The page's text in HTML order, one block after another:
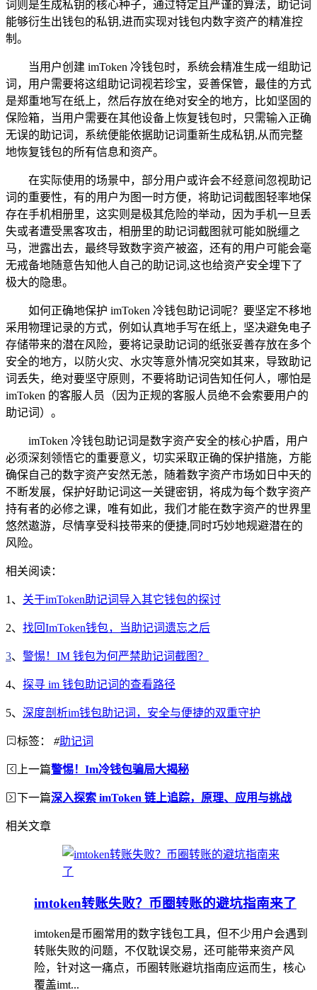
词则是生成私钥的核心种子，通过特定且严谨的算法，助记词
能够衍生出钱包的私钥,进而实现对钱包内数字资产的精准控
制。
当用户创建 imToken 冷钱包时，系统会精准生成一组助记
词，用户需要将这组助记词视若珍宝，妥善保管，最佳的方式
是郑重地写在纸上，然后存放在绝对安全的地方，比如坚固的
保险箱，当用户需要在其他设备上恢复钱包时，只需输入正确
无误的助记词，系统便能依据助记词重新生成私钥,从而完整
地恢复钱包的所有信息和资产。
在实际使用的场景中，部分用户或许会不经意间忽视助记
词的重要性，有的用户为图一时方便，将助记词截图轻率地保
存在手机相册里，这实则是极其危险的举动，因为手机一旦丢
失或者遭受黑客攻击，相册里的助记词截图就可能如脱缰之
马，泄露出去，最终导致数字资产被盗，还有的用户可能会毫
无戒备地随意告知他人自己的助记词,这也给资产安全埋下了
极大的隐患。
如何正确地保护 imToken 冷钱包助记词呢？要坚定不移地
采用物理记录的方式，例如认真地手写在纸上，坚决避免电子
存储带来的潜在风险，要将记录助记词的纸张妥善存放在多个
安全的地方，以防火灾、水灾等意外情况突如其来，导致助记
词丢失，绝对要坚守原则，不要将助记词告知任何人，哪怕是
imToken 的客服人员（因为正规的客服人员绝不会索要用户的
助记词）。
imToken 冷钱包助记词是数字资产安全的核心护盾，用户
必须深刻领悟它的重要意义，切实采取正确的保护措施，方能
确保自己的数字资产安然无恙，随着数字资产市场如日中天的
不断发展，保护好助记词这一关键密钥，将成为每个数字资产
持有者的必修之课，唯有如此，我们才能在数字资产的世界里
悠然遨游，尽情享受科技带来的便捷,同时巧妙地规避潜在的
风险。
相关阅读：
1、 关于imToken助记词导入其它钱包的探讨
2、 找回ImToken钱包，当助记词遗忘之后
3、 警惕！IM 钱包为何严禁助记词截图？
4、 探寻 im 钱包助记词的查看路径
5、 深度剖析im钱包助记词，安全与便捷的双重守护
标签： #助记词
上一篇警惕！Im冷钱包骗局大揭秘
下一篇深入探索 imToken 链上追踪，原理、应用与挑战
相关文章
imtoken转账失败？币圈转账的避坑指南来了
imtoken是币圈常用的数字钱包工具，但不少用户会遇到
转账失败的问题，不仅耽误交易，还可能带来资产风
险，针对这一痛点，币圈转账避坑指南应运而生，核心
覆盖imt...